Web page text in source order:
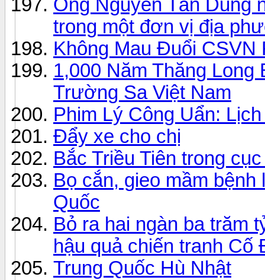
Ông Nguyễn Tấn Dũng
trong một đơn vị địa
Không Mau Đuổi CSVN
1,000 Năm Thăng
Trường Sa Việt Nam
Phim Lý Công Uẩn:
Đẩy xe cho chị
Bắc Triều Tiên trong
Bọ cắn, gieo mầm
Quốc
Bỏ ra hai ngàn ba trăm
hậu quả chiến tranh Cố
Trung Quốc Hù Nhật